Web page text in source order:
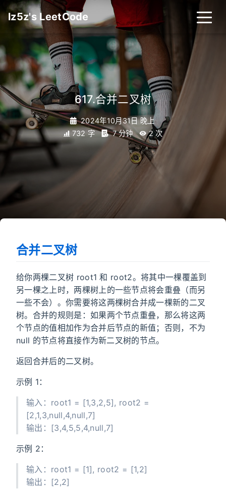
lz5z's LeetCode
617.合并二叉树
2024年10月31日 晚上
732 字
7 分钟 2次
合并二叉树
给你两棵二叉树 root1 和 root2。将其中一棵覆盖到
另一棵之上时，两棵树上的一些节点将会重叠（而另
一些不会）。你需要将这两棵树合并成一棵新的二叉
树。合并的规则是：如果两个节点重叠，那么将这两
个节点的值相加作为合并后节点的新值；否则，不为
null 的节点将直接作为新二叉树的节点。
返回合并后的二叉树。
示例 1：
输入：root1 = [1,3,2,5], root2 =
[2,1,3,null,4,null,7]
输出：[3,4,5,5,4,null,7]
示例 2：
输入：root1 = [1], root2 = [1,2]
输出：[2,2]